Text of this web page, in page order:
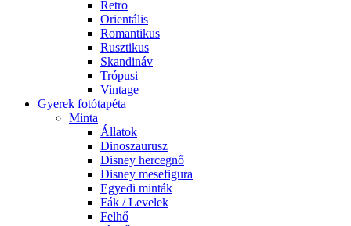
Retro
Orientális
Romantikus
Rusztikus
Skandináv
Trópusi
Vintage
Gyerek fotótapéta
Minta
Állatok
Dinoszaurusz
Disney hercegnő
Disney mesefigura
Egyedi minták
Fák / Levelek
Felhő